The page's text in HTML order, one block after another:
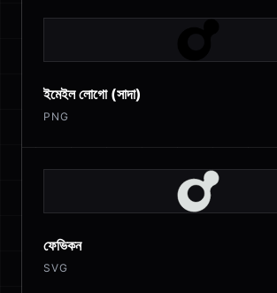
ইমেইল লোগো (সাদা)
PNG
ফেভিকন
SVG